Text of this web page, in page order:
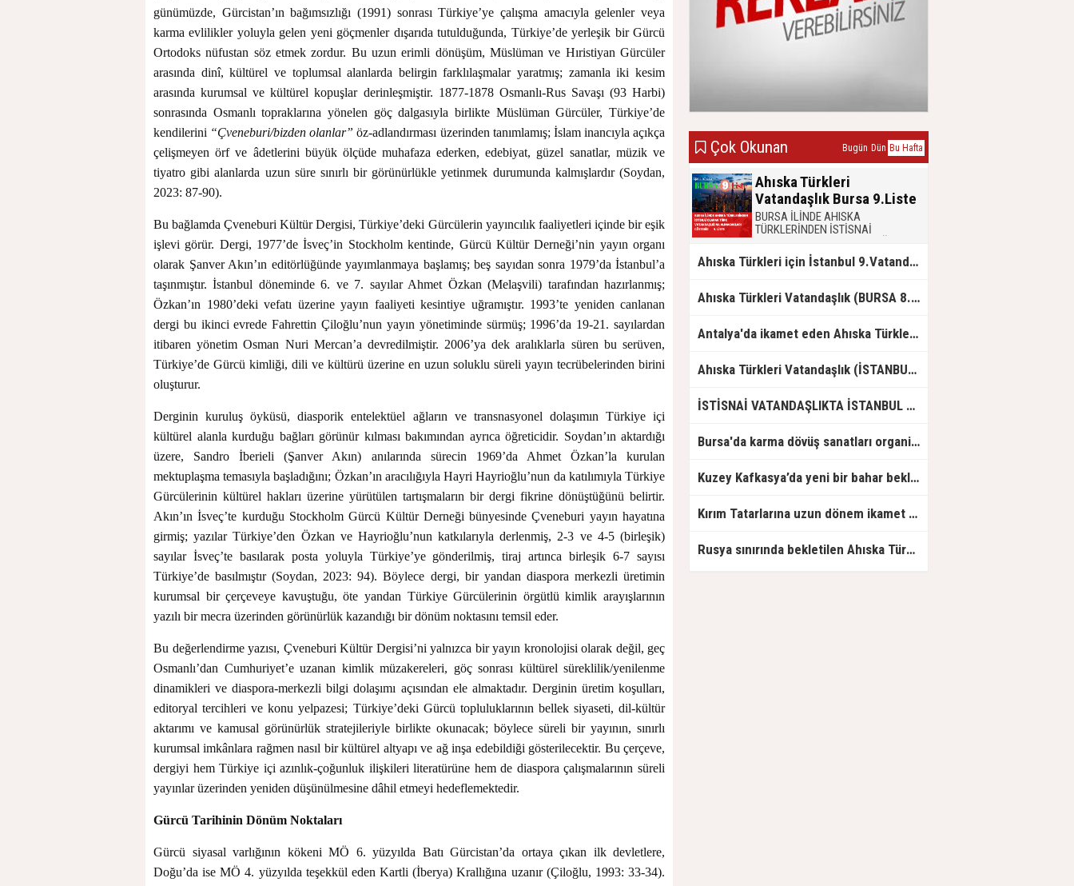
günümüzde, Gürcistan’ın bağımsızlığı (1991) sonrası Türkiye’ye çalışma amacıyla gelenler veya
karma evlilikler yoluyla gelen yeni göçmenler dışarıda tutulduğunda, Türkiye’de yerleşik bir Gürcü
Ortodoks nüfustan söz etmek zordur. Bu uzun erimli dönüşüm, Müslüman ve Hıristiyan Gürcüler
arasında dinî, kültürel ve toplumsal alanlarda belirgin farklılaşmalar yaratmış; zamanla iki kesim
arasında kurumsal ve kültürel kopuşlar derinleşmiştir. 1877-1878 Osmanlı-Rus Savaşı (93 Harbi)
sonrasında Osmanlı topraklarına yönelen göç dalgasıyla birlikte Müslüman Gürcüler, Türkiye’de
kendilerini “Çveneburi/bizden olanlar” öz-adlandırması üzerinden tanımlamış; İslam inancıyla açıkça
çelişmeyen örf ve âdetlerini büyük ölçüde muhafaza ederken, edebiyat, güzel sanatlar, müzik ve
tiyatro gibi alanlarda uzun süre sınırlı bir görünürlükle yetinmek durumunda kalmışlardır (Soydan,
2023: 87-90).
Bu bağlamda Çveneburi Kültür Dergisi, Türkiye’deki Gürcülerin yayıncılık faaliyetleri içinde bir eşik
işlevi görür. Dergi, 1977’de İsveç’in Stockholm kentinde, Gürcü Kültür Derneği’nin yayın organı
olarak Şanver Akın’ın editörlüğünde yayımlanmaya başlamış; beş sayıdan sonra 1979’da İstanbul’a
taşınmıştır. İstanbul döneminde 6. ve 7. sayılar Ahmet Özkan (Melaşvili) tarafından hazırlanmış;
Özkan’ın 1980’deki vefatı üzerine yayın faaliyeti kesintiye uğramıştır. 1993’te yeniden canlanan
dergi bu ikinci evrede Fahrettin Çiloğlu’nun yayın yönetiminde sürmüş; 1996’da 19-21. sayılardan
itibaren yönetim Osman Nuri Mercan’a devredilmiştir. 2006’ya dek aralıklarla süren bu serüven,
Türkiye’de Gürcü kimliği, dili ve kültürü üzerine en uzun soluklu süreli yayın tecrübelerinden birini
oluşturur.
Derginin kuruluş öyküsü, diasporik entelektüel ağların ve transnasyonel dolaşımın Türkiye içi
kültürel alanla kurduğu bağları görünür kılması bakımından ayrıca öğreticidir. Soydan’ın aktardığı
üzere, Sandro İberieli (Şanver Akın) anılarında sürecin 1969’da Ahmet Özkan’la kurulan
mektuplaşma temasıyla başladığını; Özkan’ın aracılığıyla Hayri Hayrioğlu’nun da katılımıyla Türkiye
Gürcülerinin kültürel hakları üzerine yürütülen tartışmaların bir dergi fikrine dönüştüğünü belirtir.
Akın’ın İsveç’te kurduğu Stockholm Gürcü Kültür Derneği bünyesinde Çveneburi yayın hayatına
girmiş; yazılar Türkiye’den Özkan ve Hayrioğlu’nun katkılarıyla derlenmiş, 2-3 ve 4-5 (birleşik)
sayılar İsveç’te basılarak posta yoluyla Türkiye’ye gönderilmiş, tiraj artınca birleşik 6-7 sayısı
Türkiye’de basılmıştır (Soydan, 2023: 94). Böylece dergi, bir yandan diaspora merkezli üretimin
kurumsal bir çerçeveye kavuştuğu, öte yandan Türkiye Gürcülerinin örgütlü kimlik arayışlarının
yazılı bir mecra üzerinden görünürlük kazandığı bir dönüm noktasını temsil eder.
Bu değerlendirme yazısı, Çveneburi Kültür Dergisi’ni yalnızca bir yayın kronolojisi olarak değil, geç
Osmanlı’dan Cumhuriyet’e uzanan kimlik müzakereleri, göç sonrası kültürel süreklilik/yenilenme
dinamikleri ve diaspora-merkezli bilgi dolaşımı açısından ele almaktadır. Derginin üretim koşulları,
editoryal tercihleri ve konu yelpazesi; Türkiye’deki Gürcü topluluklarının bellek siyaseti, dil-kültür
aktarımı ve kamusal görünürlük stratejileriyle birlikte okunacak; böylece süreli bir yayının, sınırlı
kurumsal imkânlara rağmen nasıl bir kültürel altyapı ve ağ inşa edebildiği gösterilecektir. Bu çerçeve,
dergiyi hem Türkiye içi azınlık-çoğunluk ilişkileri literatürüne hem de diaspora çalışmalarının süreli
yayınlar üzerinden yeniden düşünülmesine dâhil etmeyi hedeflemektedir.
Gürcü Tarihinin Dönüm Noktaları
Gürcü siyasal varlığının kökeni MÖ 6. yüzyılda Batı Gürcistan’da ortaya çıkan ilk devletlere,
Doğu’da ise MÖ 4. yüzyılda teşekkül eden Kartli (İberya) Krallığına uzanır (Çiloğlu, 1993: 33-34).
Çok Okunan Bugün Dün Bu Hafta
Ahıska Türkleri
Vatandaşlık Bursa 9.Liste
BURSA İLİNDE AHISKA
TÜRKLERİNDEN İSTİSNAİ
ALINACAKLARI GÖSTERİR9. LİSTEAhıska Türkleri için İstanbul 9.Vatandaşlık Listesi
Ahıska Türkleri Vatandaşlık (BURSA 8. Liste)
Antalya'da ikamet eden Ahıska Türkleri için 9. Vatandaşlık Listesi
Ahıska Türkleri Vatandaşlık (İSTANBUL 8. Liste)
İSTİSNAİ VATANDAŞLIKTA İSTANBUL 10.CU LİSTE
Bursa'da karma dövüş sanatları organizasyonu gerçekleştirildi
Kuzey Kafkasya’da yeni bir bahar bekleniyor
Kırım Tatarlarına uzun dönem ikamet başvuruları nasıl yapılacak?
Rusya sınırında bekletilen Ahıska Türklerinin Türkiye'ye gidişine izin verildi.